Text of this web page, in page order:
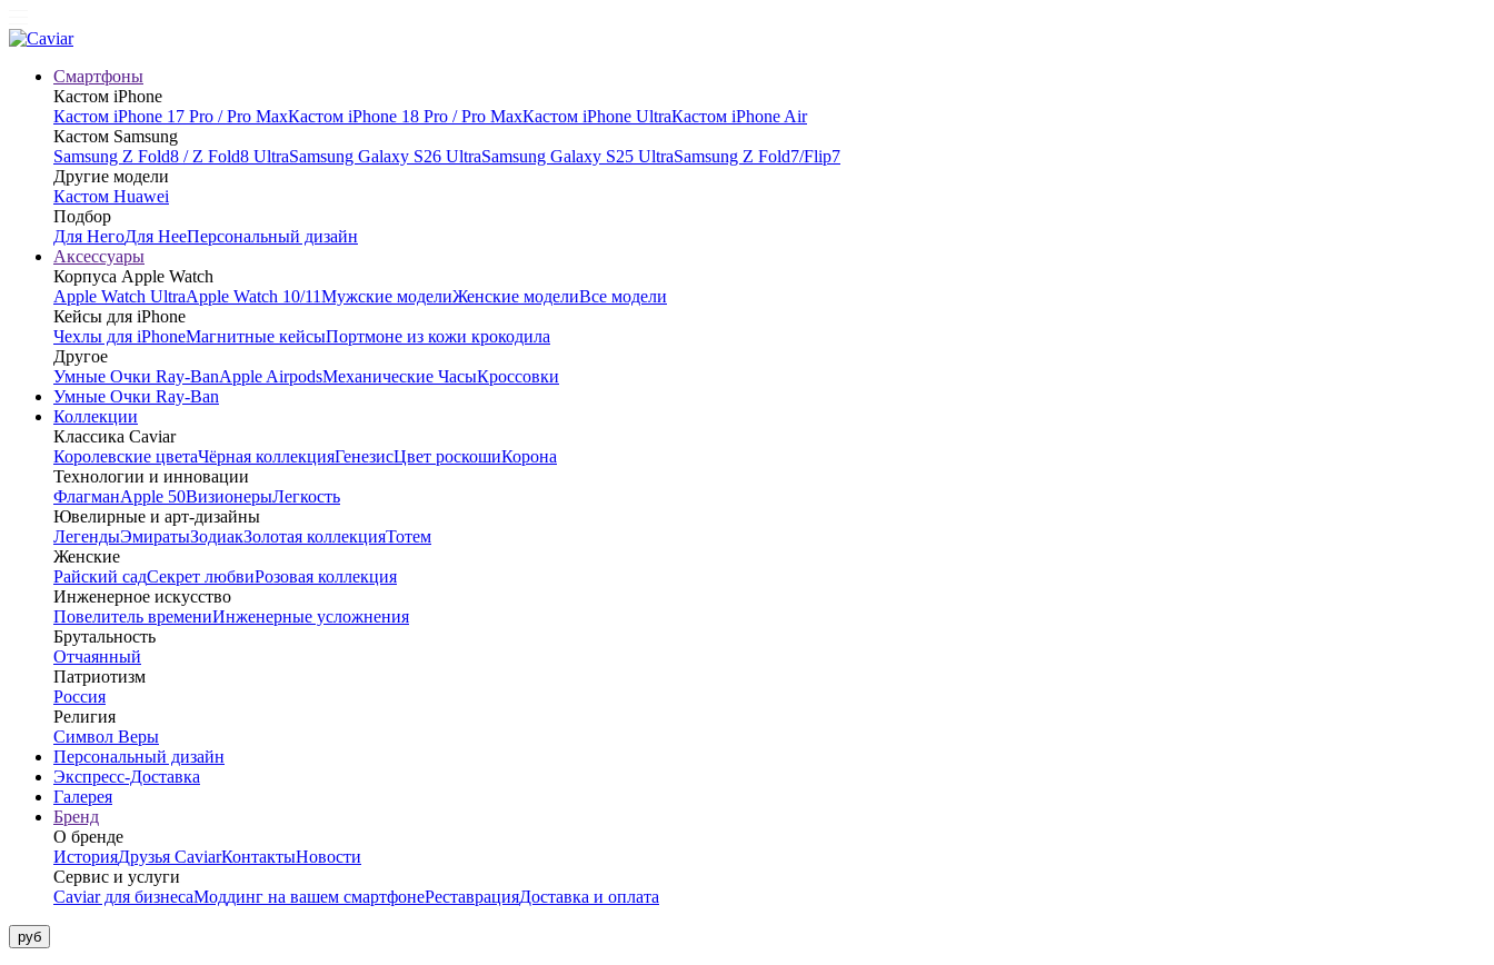
Смартфоны
Кастом iPhone
Кастом iPhone 17 Pro / Pro MaxКастом iPhone 18 Pro / Pro MaxКастом iPhone UltraКастом iPhone Air
Кастом Samsung
Samsung Z Fold8 / Z Fold8 UltraSamsung Galaxy S26 UltraSamsung Galaxy S25 UltraSamsung Z Fold7/Flip7
Другие модели
Кастом Huawei
Подбор
Для НегоДля НееПерсональный дизайн
Аксессуары
Корпуса Apple Watch
Apple Watch UltraApple Watch 10/11Мужские моделиЖенские моделиВсе модели
Кейсы для iPhone
Чехлы для iPhoneМагнитные кейсыПортмоне из кожи крокодила
Другое
Умные Очки Ray-BanApple AirpodsМеханические ЧасыКроссовки
Умные Очки Ray-Ban
Коллекции
Классика Caviar
Королевские цветаЧёрная коллекцияГенезисЦвет роскошиКорона
Технологии и инновации
ФлагманApple 50ВизионерыЛегкость
Ювелирные и арт-дизайны
ЛегендыЭмиратыЗодиакЗолотая коллекцияТотем
Женские
Райский садСекрет любвиРозовая коллекция
Инженерное искусство
Повелитель времениИнженерные усложнения
Брутальность
Отчаянный
Патриотизм
Россия
Религия
Символ Веры
Персональный дизайн
Экспресс-Доставка
Галерея
Бренд
О бренде
ИсторияДрузья CaviarКонтактыНовости
Сервис и услуги
Caviar для бизнесаМоддинг на вашем смартфонеРеставрацияДоставка и оплата
руб